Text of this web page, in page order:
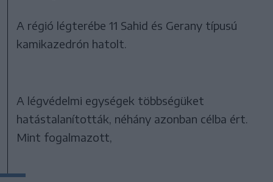
A régió légterébe 11 Sahid és Gerany típusú
kamikazedrón hatolt.
A légvédelmi egységek többségüket
hatástalanították, néhány azonban célba ért.
Mint fogalmazott,